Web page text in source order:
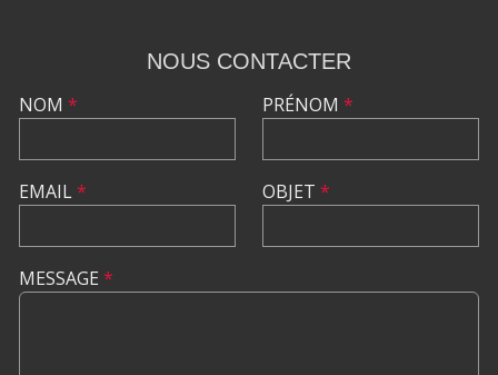
NOUS CONTACTER
NOM *
EMAIL*
PRÉNOM *
OBJET *
MESSAGE *